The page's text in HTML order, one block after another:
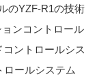
のYZF-R1の技術
ンコントロール
ントロールシス
ールシステム